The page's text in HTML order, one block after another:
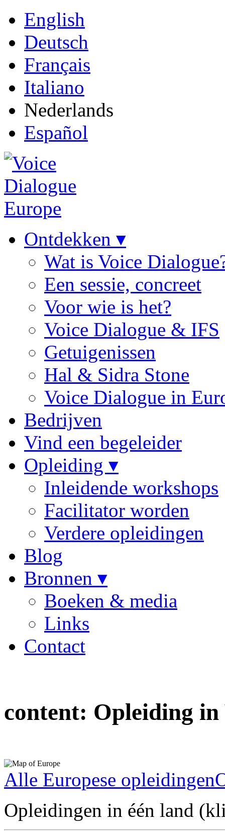
English
Deutsch
Français
Italiano
Nederlands
Español
Ontdekken ▾
Wat is Voice
Een sessie, concreet
Voor wie is het?
Voice Dialogue & IFS
Getuigenissen
Hal & Sidra Stone
Voice Dialogue in
Bedrijven
Vind een begeleider
Opleiding ▾
Inleidende workshops
Facilitator worden
Verdere opleidingen
Blog
Bronnen ▾
Boeken & media
Links
Contact
content: Opleiding in
Alle Europese opleidingen
Opleidingen in één land